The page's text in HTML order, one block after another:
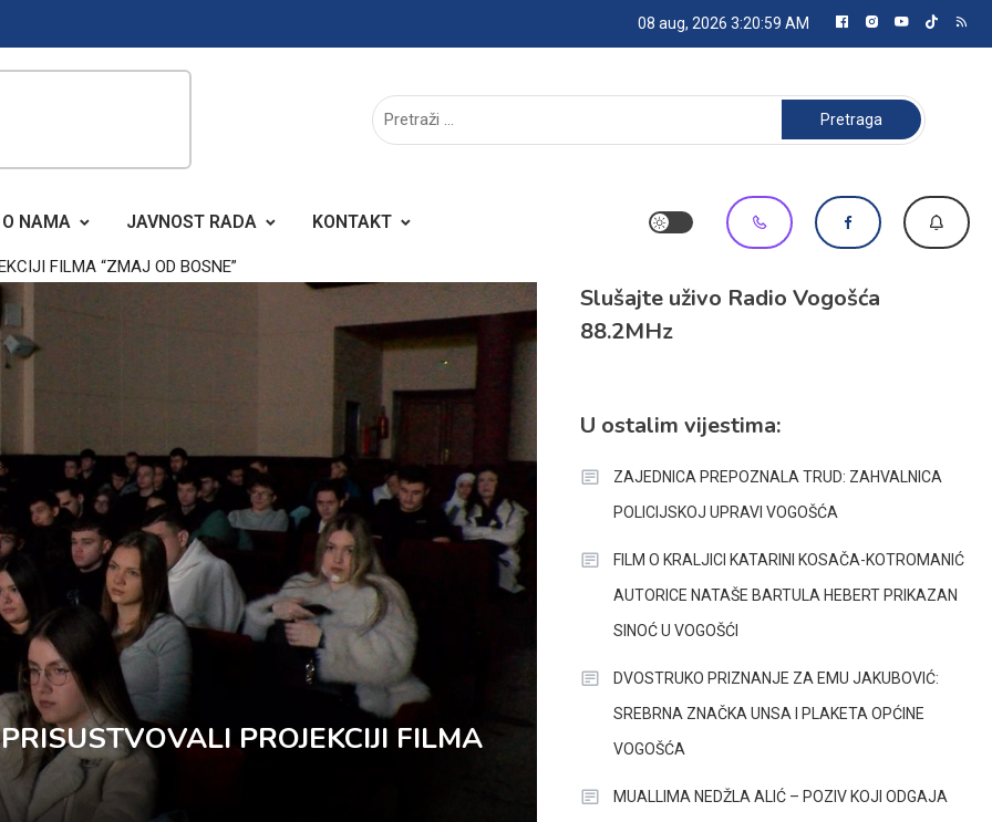
08 aug, 2026 3:21:01 AM
Pretraga:
O NAMA JAVNOST RADA KONTAKT
FILMA “ZMAJ OD BOSNE”
PROJEKCIJI FILMA
Slušajte uživo Radio Vogošća
88.2MHz
U ostalim vijestima:
ZAJEDNICA PREPOZNALA TRUD: ZAHVALNICA
POLICIJSKOJ UPRAVI VOGOŠĆA
FILM O KRALJICI KATARINI KOSAČA-KOTROMANIĆ
AUTORICE NATAŠE BARTULA HEBERT PRIKAZAN
SINOĆ U VOGOŠĆI
DVOSTRUKO PRIZNANJE ZA EMU JAKUBOVIĆ:
SREBRNA ZNAČKA UNSA I PLAKETA OPĆINE
VOGOŠĆA
MUALLIMA NEDŽLA ALIĆ – POZIV KOJI ODGAJA